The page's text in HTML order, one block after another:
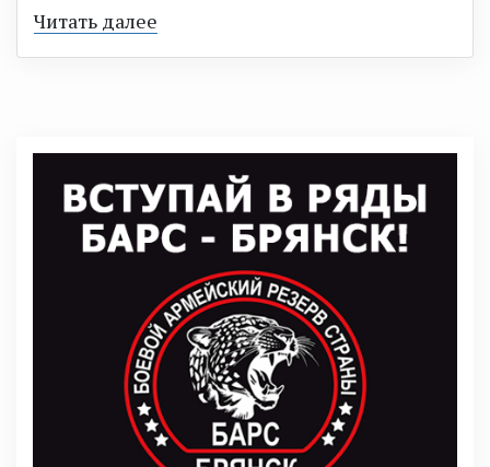
Читать далее